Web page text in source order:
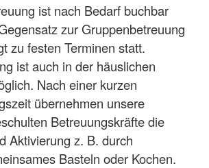
ist nach Bedarf buchbar
zur Gruppenbetreuung
zu festen Terminen statt.
ist auch in der häuslichen
Nach einer kurzen
übernehmen unsere
Betreuungskräfte die
Aktivierung z. B. durch
Basteln oder Kochen.